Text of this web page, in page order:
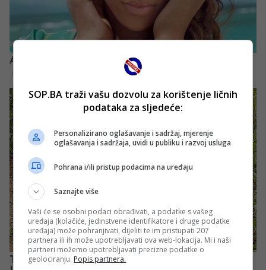
SOP.BA traži vašu dozvolu za korištenje ličnih
podataka za sljedeće:
Personalizirano oglašavanje i sadržaj, mjerenje
oglašavanja i sadržaja, uvidi u publiku i razvoj usluga
Pohrana i/ili pristup podacima na uređaju
Saznajte više
Vaši će se osobni podaci obrađivati, a podatke s vašeg
uređaja (kolačiće, jedinstvene identifikatore i druge podatke
uređaja) može pohranjivati, dijeliti te im pristupati 207
partnera ili ih može upotrebljavati ova web-lokacija. Mi i naši
partneri možemo upotrebljavati precizne podatke o
geolociranju. Popis partnera.